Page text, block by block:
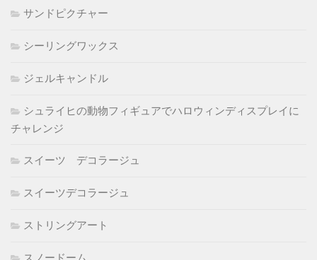
サンドピクチャー
シーリングワックス
ジェルキャンドル
シュライヒの動物フィギュアでハロウィンディスプレイに
チャレンジ
スイーツ デコラージュ
スイーツデコラージュ
ストリングアート